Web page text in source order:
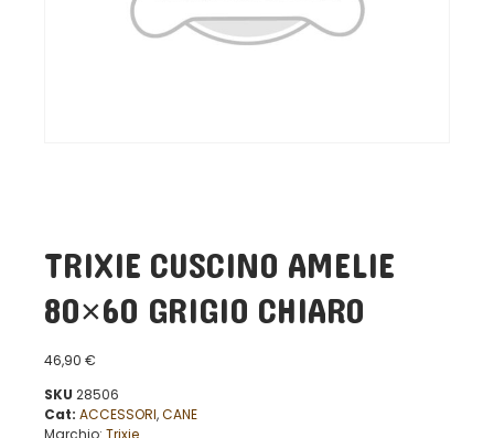
TRIXIE CUSCINO AMELIE
80×60 GRIGIO CHIARO
46,90 €
SKU 28506
Cat: ACCESSORI,CANE
Marchio: Trixie